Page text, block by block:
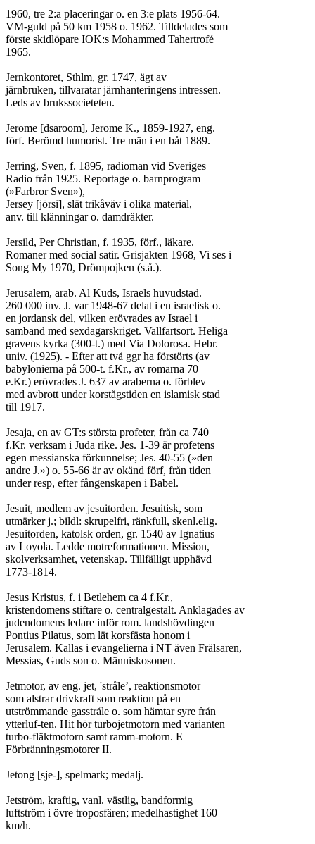
1960, tre 2:a placeringar o. en 3:e plats 1956-64.
VM-guld på 50 km 1958 o. 1962. Tilldelades som
förste skidlöpare IOK:s Mohammed Tahertrofé
1965.
Jernkontoret, Sthlm, gr. 1747, ägt av
järnbruken, tillvaratar järnhanteringens intressen.
Leds av brukssocieteten.
Jerome [dsaroom], Jerome K., 1859-1927, eng.
förf. Berömd humorist. Tre män i en båt 1889.
Jerring, Sven, f. 1895, radioman vid Sveriges
Radio från 1925. Reportage o. barnprogram
(»Farbror Sven»),
Jersey [jörsi], slät trikåväv i olika material,
anv. till klänningar o. damdräkter.
Jersild, Per Christian, f. 1935, förf., läkare.
Romaner med social satir. Grisjakten 1968, Vi ses i
Song My 1970, Drömpojken (s.å.).
Jerusalem, arab. Al Kuds, Israels huvudstad.
260 000 inv. J. var 1948-67 delat i en israelisk o.
en jordansk del, vilken erövrades av Israel i
samband med sexdagarskriget. Vallfartsort. Heliga
gravens kyrka (300-t.) med Via Dolorosa. Hebr.
univ. (1925). - Efter att två ggr ha förstörts (av
babylonierna på 500-t. f.Kr., av romarna 70
e.Kr.) erövrades J. 637 av araberna o. förblev
med avbrott under korstågstiden en islamisk stad
till 1917.
Jesaja, en av GT:s största profeter, från ca 740
f.Kr. verksam i Juda rike. Jes. 1-39 är profetens
egen messianska förkunnelse; Jes. 40-55 (»den
andre J.») o. 55-66 är av okänd förf, från tiden
under resp, efter fångenskapen i Babel.
Jesuit, medlem av jesuitorden. Jesuitisk, som
utmärker j.; bildl: skrupelfri, ränkfull, skenl.elig.
Jesuitorden, katolsk orden, gr. 1540 av Ignatius
av Loyola. Ledde motreformationen. Mission,
skolverksamhet, vetenskap. Tillfälligt upphävd
1773-1814.
Jesus Kristus, f. i Betlehem ca 4 f.Kr.,
kristendomens stiftare o. centralgestalt. Anklagades av
judendomens ledare inför rom. landshövdingen
Pontius Pilatus, som lät korsfästa honom i
Jerusalem. Kallas i evangelierna i NT även Frälsaren,
Messias, Guds son o. Människosonen.
Jetmotor, av eng. jet, 'stråle’, reaktionsmotor
som alstrar drivkraft som reaktion på en
utströmmande gasstråle o. som hämtar syre från
ytterluf-ten. Hit hör turbojetmotorn med varianten
turbo-fläktmotorn samt ramm-motorn. E
Förbränningsmotorer II.
Jetong [sje-], spelmark; medalj.
Jetström, kraftig, vanl. västlig, bandformig
luftström i övre troposfären; medelhastighet 160
km/h.